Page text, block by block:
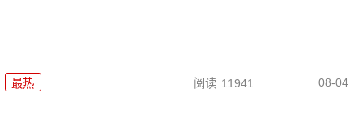
最热 阅读 11941 08-04